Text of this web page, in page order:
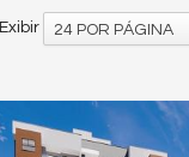
Exibir 24 POR PÁGINA